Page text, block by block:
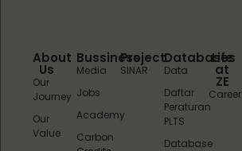
About
Us
Our
Journey
Our
Value
Bussiness
Media
Jobs
Academy
Carbon
Project
SINAR
Databases
Data
Daftar
Peraturan
PLTS
Database
Life
at
ZE
Career